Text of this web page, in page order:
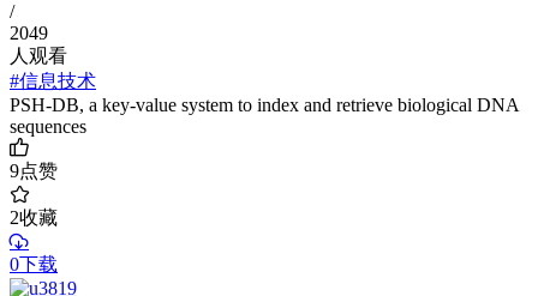
/
2049
人观看
#信息技术
PSH-DB, a key-value system to index and retrieve biological DNA
sequences
9点赞
2收藏
0下载